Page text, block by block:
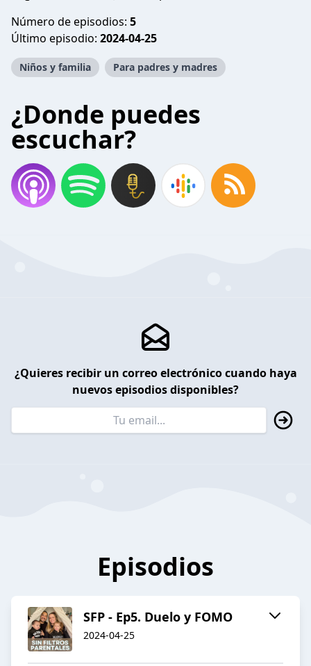
Número de episodios: 5
Último episodio: 2024-04-25
Niños y familia Para padres y madres
¿Donde puedes
escuchar?
¿Quieres recibir un correo electrónico cuando haya
nuevos episodios disponibles?
Episodios
SFP - Ep5. Duelo y FOMO
2024-04-25